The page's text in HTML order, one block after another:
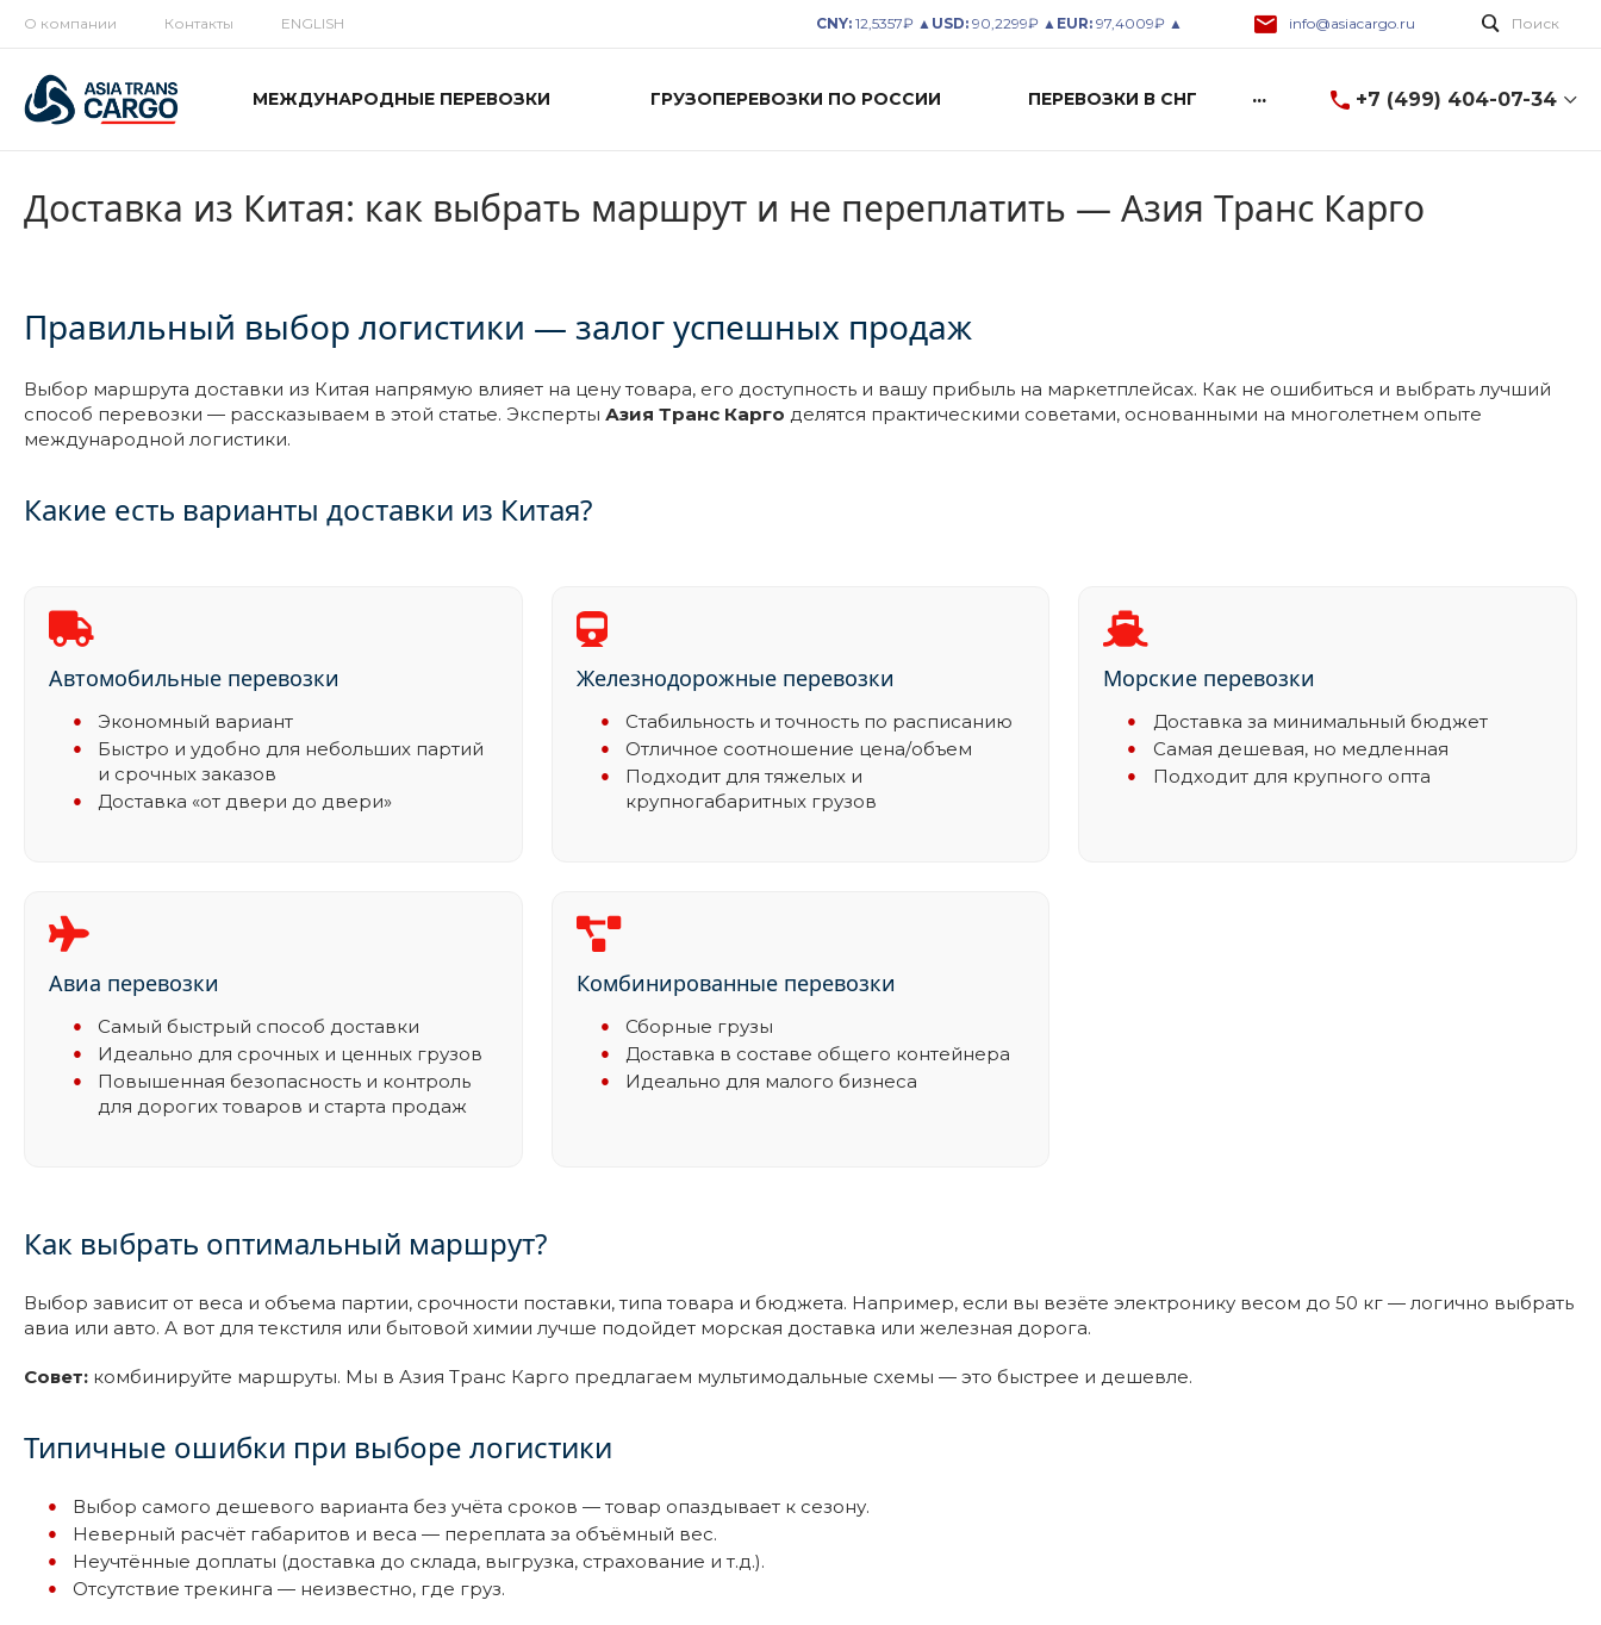
О компании Контакты ENGLISH CNY: 12,5357₽ ▲ USD: 90,2299₽ ▲ EUR: 97,4009₽ ▲ info@asiacargo.ru Поиск
МЕЖДУНАРОДНЫЕ ПЕРЕВОЗКИ ГРУЗОПЕРЕВОЗКИ ПО РОССИИ ПЕРЕВОЗКИ В СНГ ... +7 (499) 404-07-34
8 (499) 404-07-34
г. Москва, ул. Горбунова
Доставка из Китая: как выбрать маршрут и не переплатить — Азия Транс Карго
Правильный выбор логистики — залог успешных продаж
Выбор маршрута доставки из Китая напрямую влияет на цену товара, его доступность и вашу прибыль на маркетплейсах. Как не ошибиться и выбрать лучший
способ перевозки — рассказываем в этой статье. Эксперты Азия Транс Карго делятся практическими советами, основанными на многолетнем опыте
международной логистики.
Какие есть варианты доставки из Китая?
Автомобильные перевозки
Экономный вариант
Быстро и удобно для небольших партий
и срочных заказов
Доставка «от двери до двери»
Железнодорожные перевозки
Стабильность и точность по расписанию
Отличное соотношение цена/объем
Подходит для тяжелых и
крупногабаритных грузов
Морские перевозки
Доставка за минимальный бюджет
Самая дешевая, но медленная
Подходит для крупного опта
Авиа перевозки
Самый быстрый способ доставки
Идеально для срочных и ценных грузов
Повышенная безопасность и контроль
для дорогих товаров и старта продаж
Комбинированные перевозки
Сборные грузы
Доставка в составе общего контейнера
Идеально для малого бизнеса
Как выбрать оптимальный маршрут?
Выбор зависит от веса и объема партии, срочности поставки, типа товара и бюджета. Например, если вы везёте электронику весом до 50 кг — логично выбрать
авиа или авто. А вот для текстиля или бытовой химии лучше подойдет морская доставка или железная дорога.
Совет: комбинируйте маршруты. Мы в Азия Транс Карго предлагаем мультимодальные схемы — это быстрее и дешевле.
Типичные ошибки при выборе логистики
Выбор самого дешевого варианта без учёта сроков — товар опаздывает к сезону.
Неверный расчёт габаритов и веса — переплата за объёмный вес.
Неучтённые доплаты (доставка до склада, выгрузка, страхование и т.д.).
Отсутствие трекинга — неизвестно, где груз.